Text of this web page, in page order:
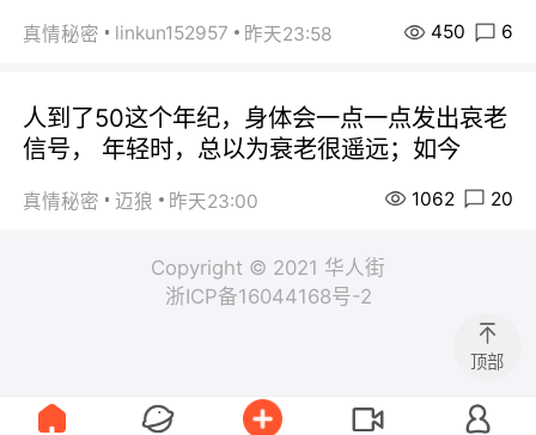
真情秘密 linkun152957 昨天23:58 450 6
人到了50这个年纪，身体会一点一点发出哀老
信号， 年轻时，总以为衰老很遥远；如今
真情秘密 迈狼 昨天23:00 1062 20
Copyright © 2021 华人街
浙ICP备16044168号-2
顶部